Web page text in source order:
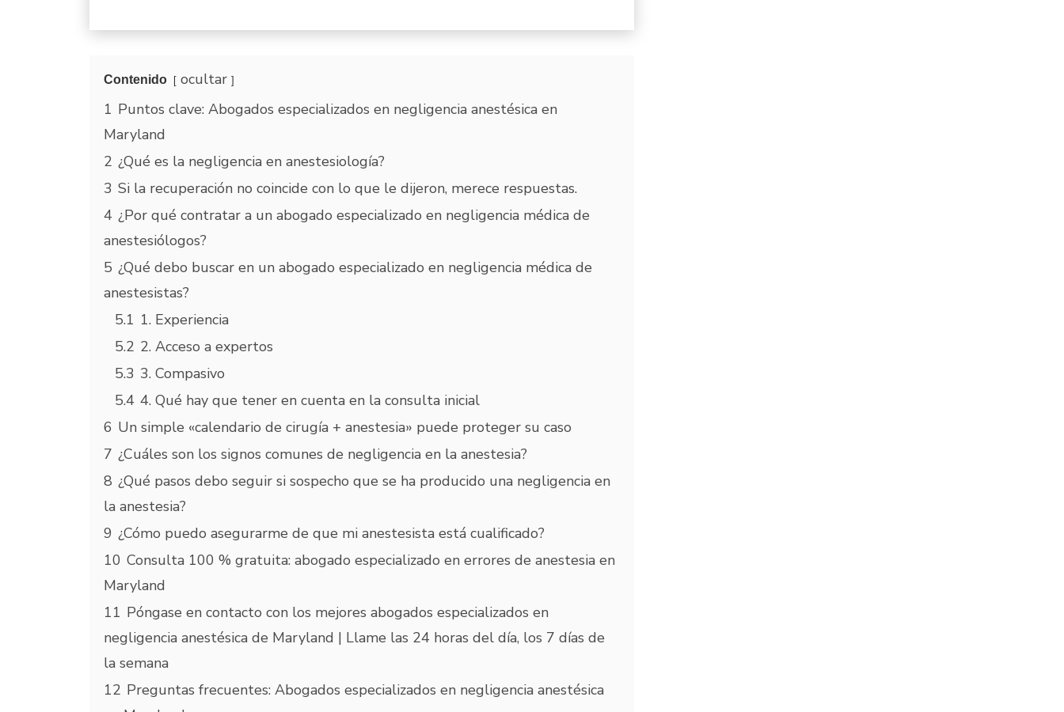
Contenido
ocultar
1 Puntos clave: Abogados especializados en negligencia anestésica en
Maryland
2 ¿Qué es la negligencia en anestesiología?
3 Si la recuperación no coincide con lo que le dijeron, merece respuestas.
4 ¿Por qué contratar a un abogado especializado en negligencia médica de
anestesiólogos?
5 ¿Qué debo buscar en un abogado especializado en negligencia médica de
anestesistas?
5.1 1. Experiencia
5.2 2. Acceso a expertos
5.3 3. Compasivo
5.4 4. Qué hay que tener en cuenta en la consulta inicial
6 Un simple «calendario de cirugía + anestesia» puede proteger su caso
7 ¿Cuáles son los signos comunes de negligencia en la anestesia?
8 ¿Qué pasos debo seguir si sospecho que se ha producido una negligencia en
la anestesia?
9 ¿Cómo puedo asegurarme de que mi anestesista está cualificado?
10 Consulta 100 % gratuita: abogado especializado en errores de anestesia en
Maryland
11 Póngase en contacto con los mejores abogados especializados en
negligencia anestésica de Maryland | Llame las 24 horas del día, los 7 días de
la semana
12 Preguntas frecuentes: Abogados especializados en negligencia anestésica